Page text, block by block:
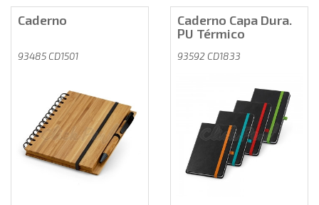
Caderno
93485 CD1501
Caderno Capa Dura.
PU Térmico
93592 CD1833